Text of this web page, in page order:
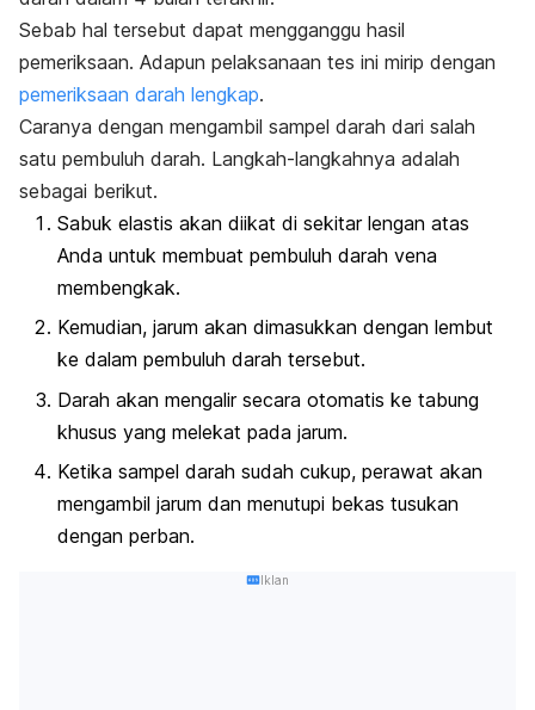
Sebab hal tersebut dapat mengganggu hasil
pemeriksaan. Adapun pelaksanaan tes ini mirip dengan
pemeriksaan darah lengkap.
Caranya dengan mengambil sampel darah dari salah
satu pembuluh darah. Langkah-langkahnya adalah
sebagai berikut.
Sabuk elastis akan diikat di sekitar lengan atas
Anda untuk membuat pembuluh darah vena
membengkak.
Kemudian, jarum akan dimasukkan dengan lembut
ke dalam pembuluh darah tersebut.
Darah akan mengalir secara otomatis ke tabung
khusus yang melekat pada jarum.
Ketika sampel darah sudah cukup, perawat akan
mengambil jarum dan menutupi bekas tusukan
dengan perban.
Iklan